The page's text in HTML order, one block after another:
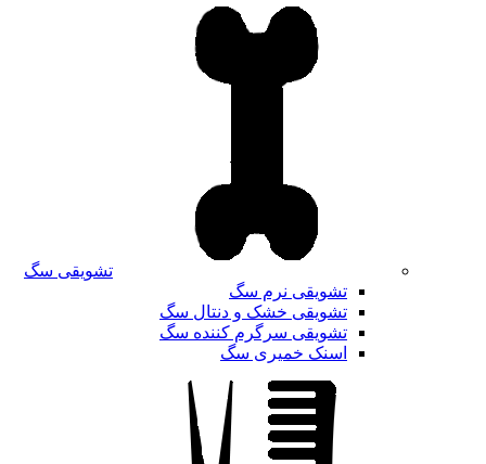
تشویقی سگ
تشویقی نرم سگ
تشویقی خشک و دنتال سگ
تشویقی سرگرم کننده سگ
اسنک خمیری سگ